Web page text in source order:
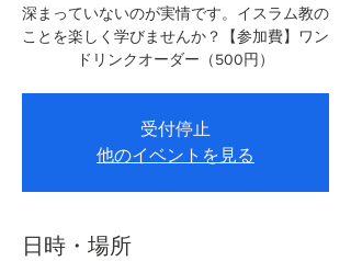
深まっていないのが実情です。イスラム教の
ことを楽しく学びませんか？【参加費】ワン
ドリンクオーダー（500円）
受付停止
他のイベントを見る
日時・場所